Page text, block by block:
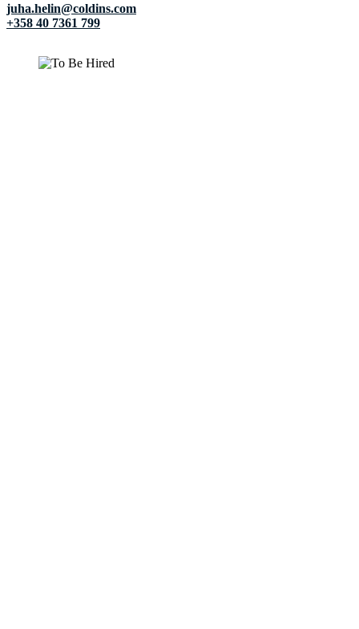
juha.helin@coldins.com
+358 40 7361 799